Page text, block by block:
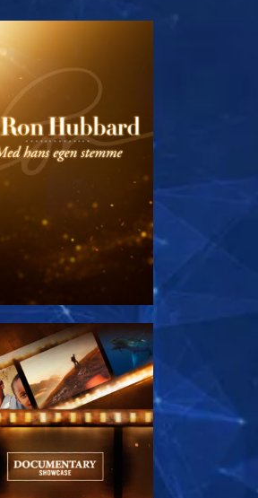
UDFORSK SERIEN